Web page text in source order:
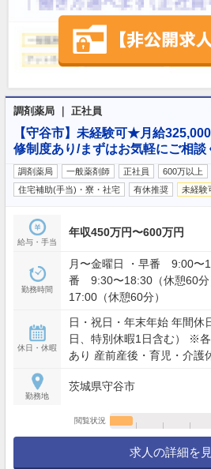
調剤薬局 ｜ 正社員
【守谷市】未経験可★月給
修制度あり/まずはお気軽にご相談
調剤薬局 一般薬剤師 正社員 600万以上
住宅補助(手当)・寮・社宅
有休推奨 未経験
給与・手当
年収450万円〜600万円
勤務時間
月〜金曜日 ・早番 9:00〜
番 9:30〜18:30（休憩60分
17:00（休憩60分）
休日・休暇
日・祝日・年末年始 年間休
日、特別休暇1日含む） ※
あり 産前産後・育児・介
月〜10月の間に3日） バー
勤務地
茨城県守谷市
閲覧状況
求人の詳細を